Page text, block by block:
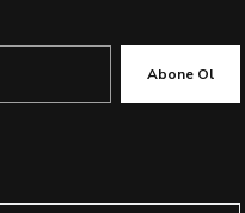
Abone Ol